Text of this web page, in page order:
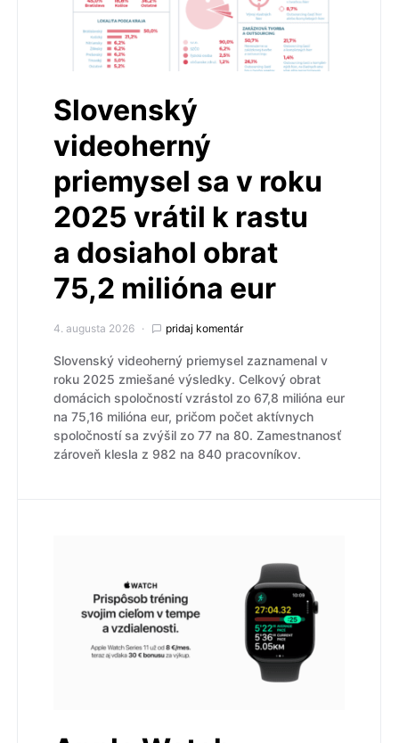
Slovenský
videoherný
priemysel sa v roku
2025 vrátil k rastu
a dosiahol obrat
75,2 milióna eur
4. augusta 2026 pridaj komentár
Slovenský videoherný priemysel zaznamenal v
roku 2025 zmiešané výsledky. Celkový obrat
domácich spoločností vzrástol zo 67,8 milióna eur
na 75,16 milióna eur, pričom počet aktívnych
spoločností sa zvýšil zo 77 na 80. Zamestnanosť
zároveň klesla z 982 na 840 pracovníkov.